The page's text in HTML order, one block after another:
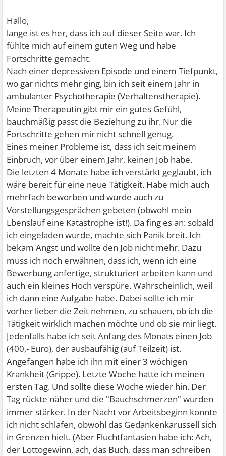
Hallo,
lange ist es her, dass ich auf dieser Seite war. Ich
fühlte mich auf einem guten Weg und habe
Fortschritte gemacht.
Nach einer depressiven Episode und einem Tiefpunkt,
wo gar nichts mehr ging, bin ich seit einem Jahr in
ambulanter Psychotherapie (Verhaltenstherapie).
Meine Therapeutin gibt mir ein gutes Gefühl,
bauchmäßig passt die Beziehung zu ihr. Nur die
Fortschritte gehen mir nicht schnell genug.
Eines meiner Probleme ist, dass ich seit meinem
Einbruch, vor über einem Jahr, keinen Job habe.
Die letzten 4 Monate habe ich verstärkt geglaubt, ich
wäre bereit für eine neue Tätigkeit. Habe mich auch
mehrfach beworben und wurde auch zu
Vorstellungsgesprächen gebeten (obwohl mein
Lbenslauf eine Katastrophe ist!). Da fing es an: sobald
ich eingeladen wurde, machte sich Panik breit. Ich
bekam Angst und wollte den Job nicht mehr. Dazu
muss ich noch erwähnen, dass ich, wenn ich eine
Bewerbung anfertige, strukturiert arbeiten kann und
auch ein kleines Hoch verspüre. Wahrscheinlich, weil
ich dann eine Aufgabe habe. Dabei sollte ich mir
vorher lieber die Zeit nehmen, zu schauen, ob ich die
Tätigkeit wirklich machen möchte und ob sie mir liegt.
Jedenfalls habe ich seit Anfang des Monats einen Job
(400,- Euro), der ausbaufähig (auf Teilzeit) ist.
Angefangen habe ich ihn mit einer 3 wöchigen
Krankheit (Grippe). Letzte Woche hatte ich meinen
ersten Tag. Und sollte diese Woche wieder hin. Der
Tag rückte näher und die "Bauchschmerzen" wurden
immer stärker. In der Nacht vor Arbeitsbeginn konnte
ich nicht schlafen, obwohl das Gedankenkarussell sich
in Grenzen hielt. (Aber Fluchtfantasien habe ich: Ach,
der Lottogewinn, ach, das Buch, dass man schreiben